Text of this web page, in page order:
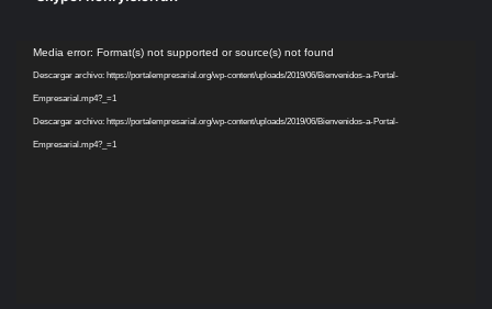
Reproductor
vídeo
Media error: Format(s) not supported or source(s) not found
Descargar archivo: https://portalempresarial.org/wp-content/uploads/2019/06/Bienvenidos-a-Portal-
Empresarial.mp4?_=1
Descargar archivo: https://portalempresarial.org/wp-content/uploads/2019/06/Bienvenidos-a-Portal-
Empresarial.mp4?_=1